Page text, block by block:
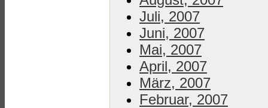
Juli, 2007
Juni, 2007
Mai, 2007
April, 2007
März, 2007
Februar, 2007